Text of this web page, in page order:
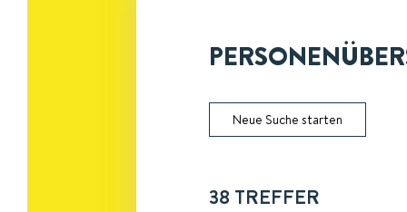
Neue Suche starten
38 TREFFER